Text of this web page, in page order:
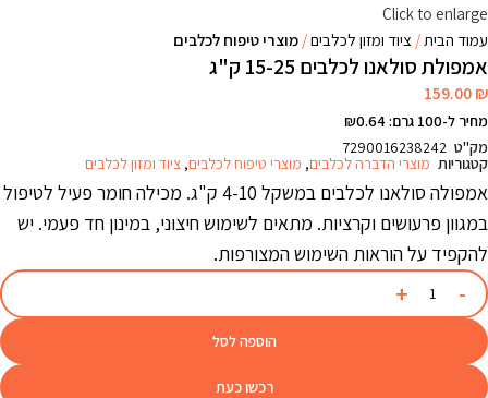
Click to enlarge
עמוד הבית
ציוד ומזון לכלבים מוצרי טיפוח לכלבים
אמפולת סולאנו לכלבים 15-25 ק"ג
159.00₪
מחיר ל-100 גרם: ₪0.64
מק"ט 7290016238242
קטגוריות מוצרי הדברה לכלבים, מוצרי טיפוח לכלבים, ציוד ומזון לכלבים
אמפולה סולאנו לכלבים במשקל 4-10 ק"ג. מכילה חומר פעיל לטיפול
במגוון פרעושים וקרציות. מתאים לשימוש חיצוני, במינון חד פעמי. יש
להקפיד על הוראות השימוש המצורפות.
הוספה לסל
רכשו כעת